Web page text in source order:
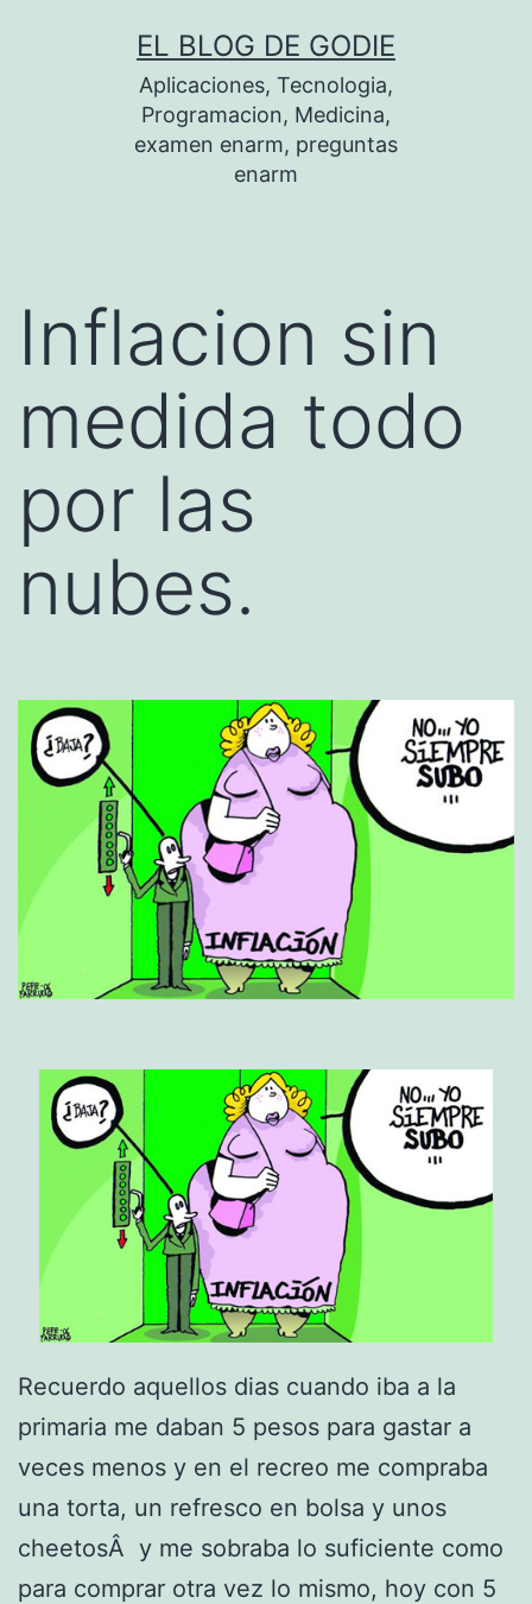
EL BLOG DE GODIE
Aplicaciones, Tecnologia,
Programacion, Medicina,
examen enarm, preguntas
enarm
Inflacion sin
medida todo
por las
nubes.
Recuerdo aquellos dias cuando iba a la
primaria me daban 5 pesos para gastar a
veces menos y en el recreo me compraba
una torta, un refresco en bolsa y unos
cheetosÂ y me sobraba lo suficiente como
para comprar otra vez lo mismo, hoy con 5